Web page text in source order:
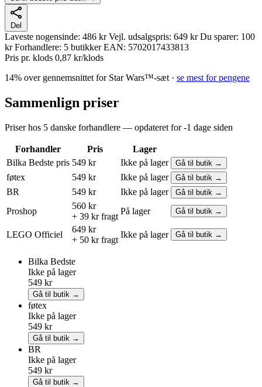
Del
Laveste nogensinde: 486 kr Vejl. udsalgspris: 649 kr Du sparer: 100
kr Forhandlere: 5 butikker EAN: 5702017433813
Pris pr. klods 0,87 kr/klods
14% over gennemsnittet for Star Wars™-sæt · se mest for pengene
Sammenlign priser
Priser hos 5 danske forhandlere — opdateret for -1 dage siden
Forhandler Pris
Lager
Bilka Bedste pris 549 kr Ikke på lager Gå til butik →
føtex 549 kr Ikke på lager Gå til butik →
BR 549 kr Ikke på lager Gå til butik →
Proshop
560 kr
+ 39 kr fragt
På lager Gå til butik →
LEGO Officiel
649 kr
+ 50 kr fragt
Ikke på lager Gå til butik →
Bilka Bedste
Ikke på lager
549 kr
Gå til butik →
føtex
Ikke på lager
549 kr
Gå til butik →
BR
Ikke på lager
549 kr
Gå til butik →